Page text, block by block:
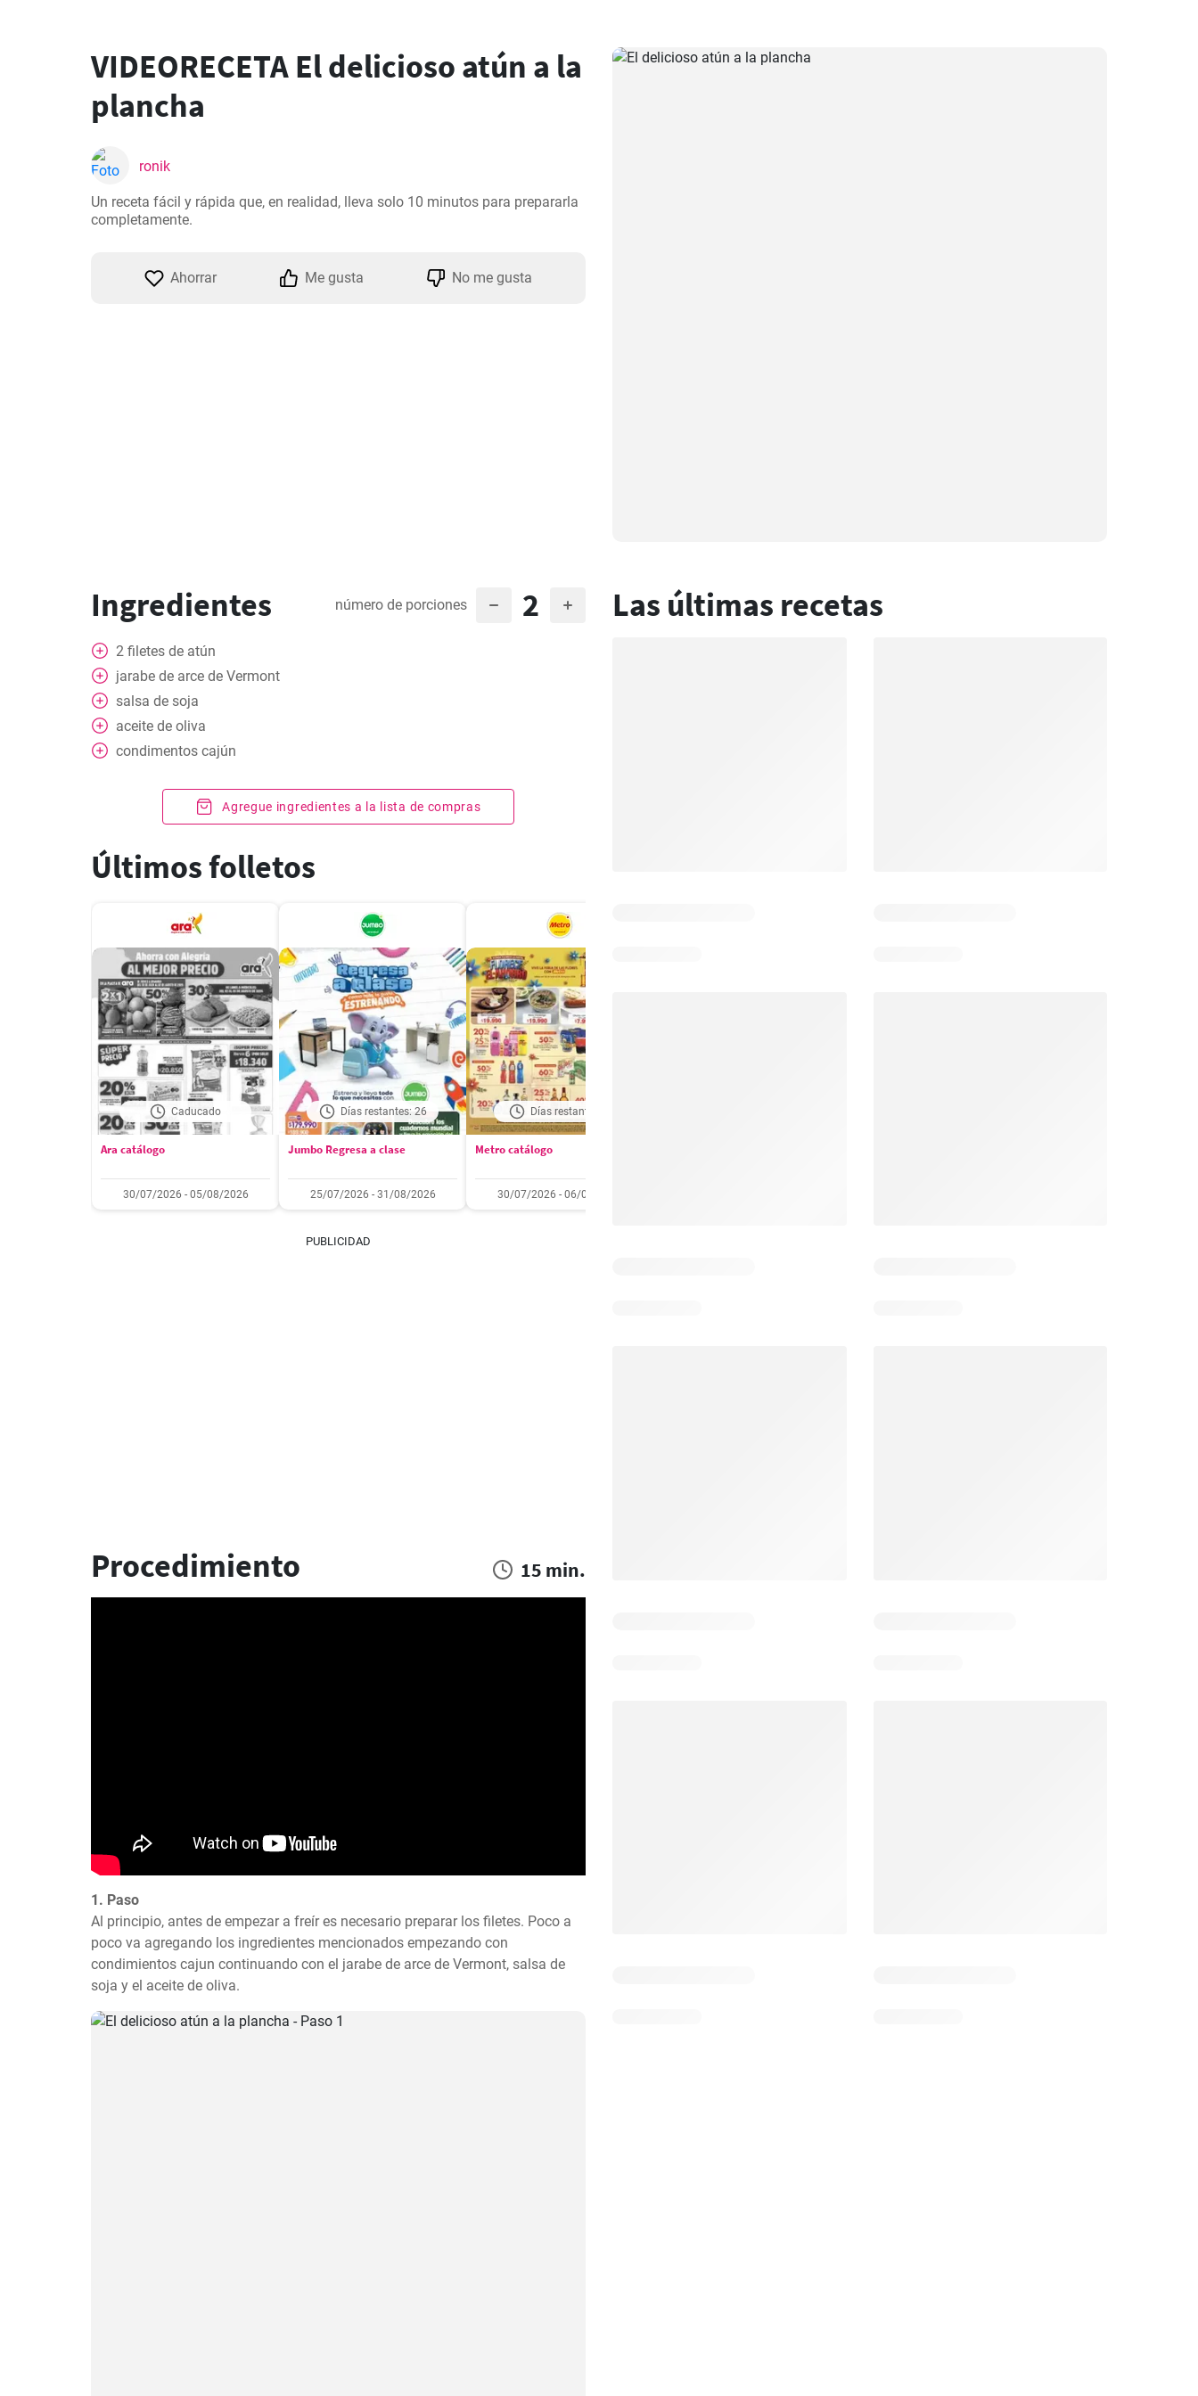
VIDEORECETA El delicioso atún a la
plancha
ronik
Un receta fácil y rápida que, en realidad, lleva solo 10 minutos para prepararla
completamente.
Ahorrar Me gusta No me gusta
Ingredientes número de porciones 2
2 filetes de atún
jarabe de arce de Vermont
salsa de soja
aceite de oliva
condimentos cajún
Agregue ingredientes a la lista de compras
Últimos folletos
Caducado
Ara catálogo
30/07/2026 - 05/08/2026
Días restantes: 26
Jumbo Regresa a clase
25/07/2026 - 31/08/2026
Días restantes: 1
Metro catálogo
30/07/2026 - 06/08/2026
PUBLICIDAD
Procedimiento 15 min.
1. Paso
Al principio, antes de empezar a freír es necesario preparar los filetes. Poco a
poco va agregando los ingredientes mencionados empezando con
condimientos cajun continuando con el jarabe de arce de Vermont, salsa de
soja y el aceite de oliva.
Las últimas recetas